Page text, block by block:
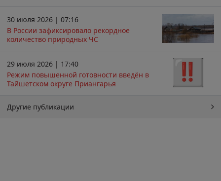
30 июля 2026 | 07:16
В России зафиксировало рекордное
количество природных ЧС
29 июля 2026 | 17:40
Режим повышенной готовности введён в
Тайшетском округе Приангарья
Другие публикации